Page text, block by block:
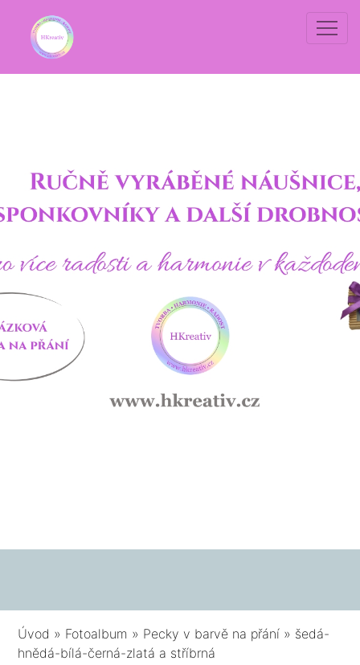
Úvod » Fotoalbum » Pecky v barvě na přání » šedá-
hnědá-bílá-černá-zlatá a stříbrná